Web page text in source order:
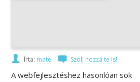
Írta: mate Szólj hozzá te is!
A webfejlesztéshez hasonlóan sok